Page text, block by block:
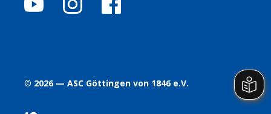
© 2026 — ASC Göttingen von 1846 e.V.